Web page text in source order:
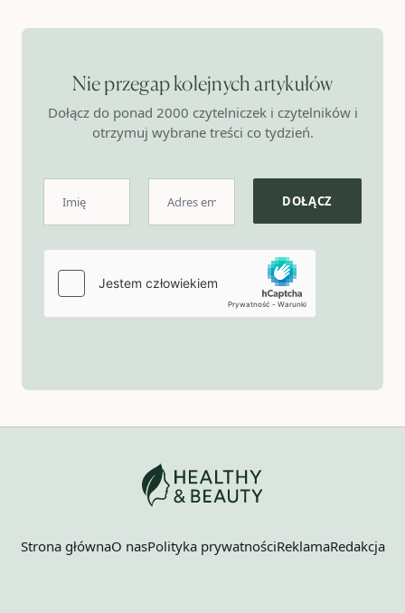
Nie przegap kolejnych artykułów
Dołącz do ponad 2000 czytelniczek i czytelników i
otrzymuj wybrane treści co tydzień.
Strona głównaO nasPolityka prywatnościReklamaRedakcja